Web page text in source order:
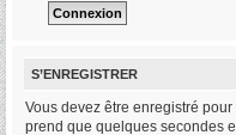
S’ENREGISTRER
Vous devez être enregistré
prend que quelques secondes